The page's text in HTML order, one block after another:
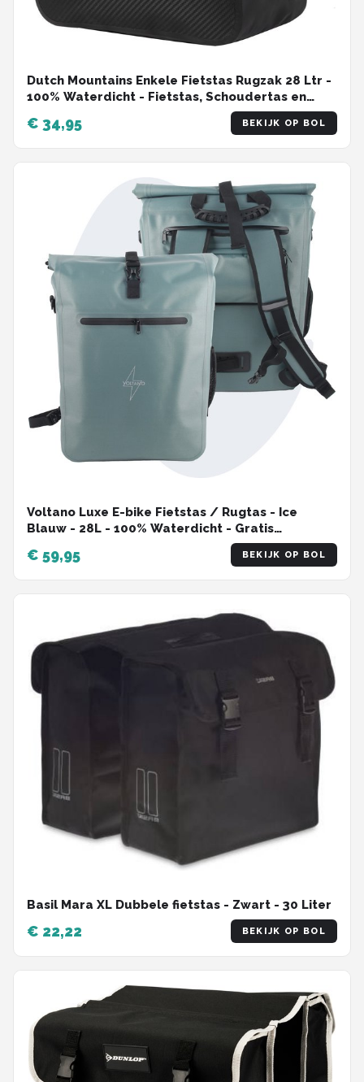
Dutch Mountains Enkele Fietstas Rugzak 28 Ltr -
100% Waterdicht - Fietstas, Schoudertas en
€ 34,95 BEKIJK OP BOL
Voltano Luxe E-bike Fietstas / Rugtas - Ice
Blauw - 28L - 100% Waterdicht - Gratis
Schouderband - Met Groot Laptop Vak
€ 59,95 BEKIJK OP BOL
Basil Mara XL Dubbele fietstas - Zwart - 30 Liter
€ 22,22 BEKIJK OP BOL